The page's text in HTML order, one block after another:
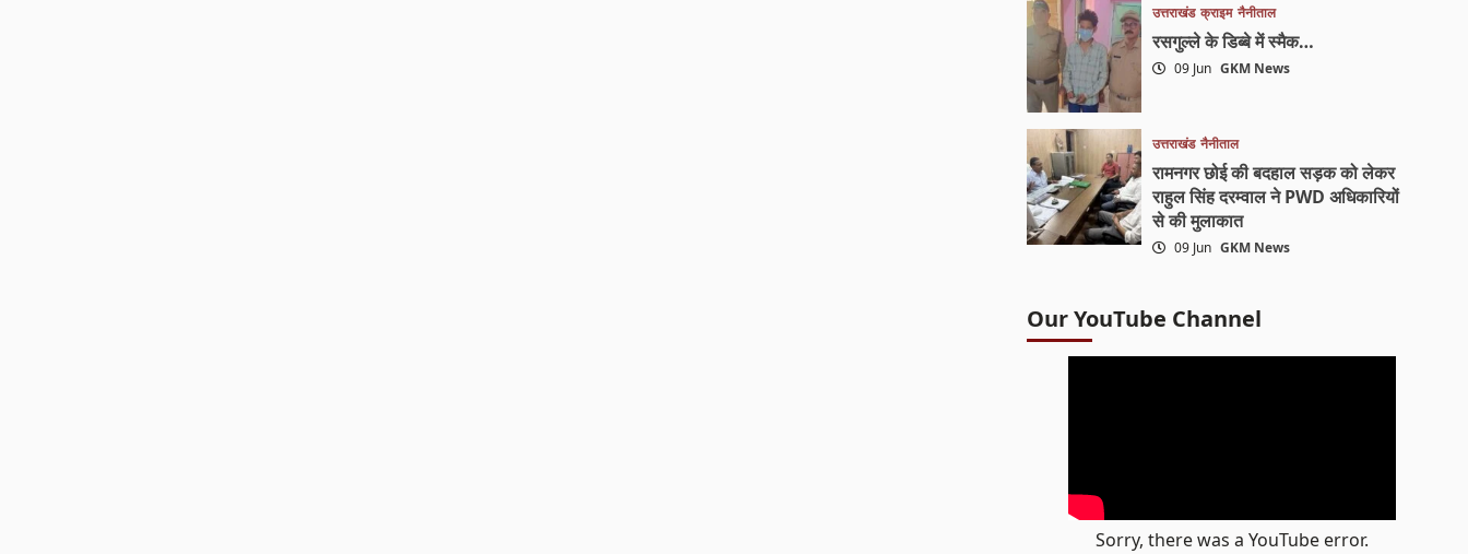
उत्तराखंड क्राइम नैनीताल
रसगुल्ले के डिब्बे में स्मैक…
09 Jun GKM News
उत्तराखंड नैनीताल
रामनगर छोई की बदहाल सड़क को लेकर
राहुल सिंह दरम्वाल ने PWD अधिकारियों
से की मुलाकात
09 Jun GKM News
Our YouTube Channel
Sorry, there was a YouTube error.